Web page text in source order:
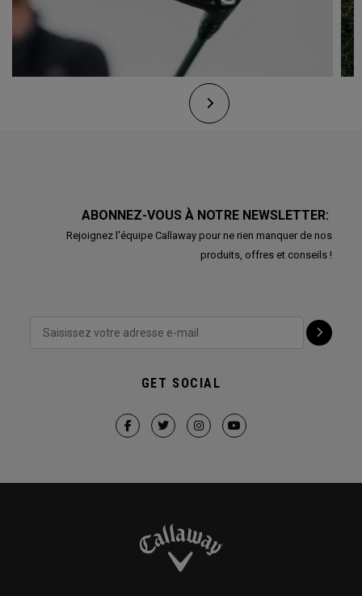
ABONNEZ-VOUS À NOTRE NEWSLETTER:
Rejoignez l'équipe Callaway pour ne rien manquer de nos
produits, offres et conseils !
GET SOCIAL